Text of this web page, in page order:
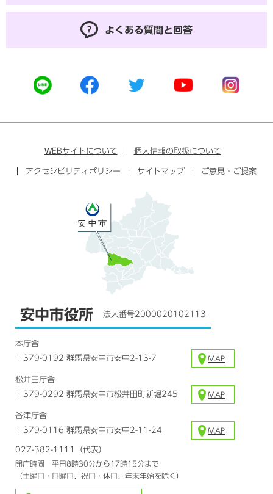
よくある質問と回答
公
式
イ
公
式
ェ
ス
ッ
公
式
イ
タ
公
式
ー
ュ
ブ
公
式
ン
ラ
WEBサイトについて 個人情報の取扱について
アクセシビリティポリシー サイトマップ ご意見・ご提案
安中市役所 法人番号2000020102113
本庁舎
〒379-0192 群馬県安中市安中2-13-7
MAP
松井田庁舎
〒379-0292 群馬県安中市松井田町新堀245
MAP
谷津庁舎
〒379-0116 群馬県安中市安中2-11-24
MAP
027-382-1111（代表）
開庁時間 平日8時30分から17時15分まで
（土曜日・日曜日、祝日・休日、年末年始を除く）